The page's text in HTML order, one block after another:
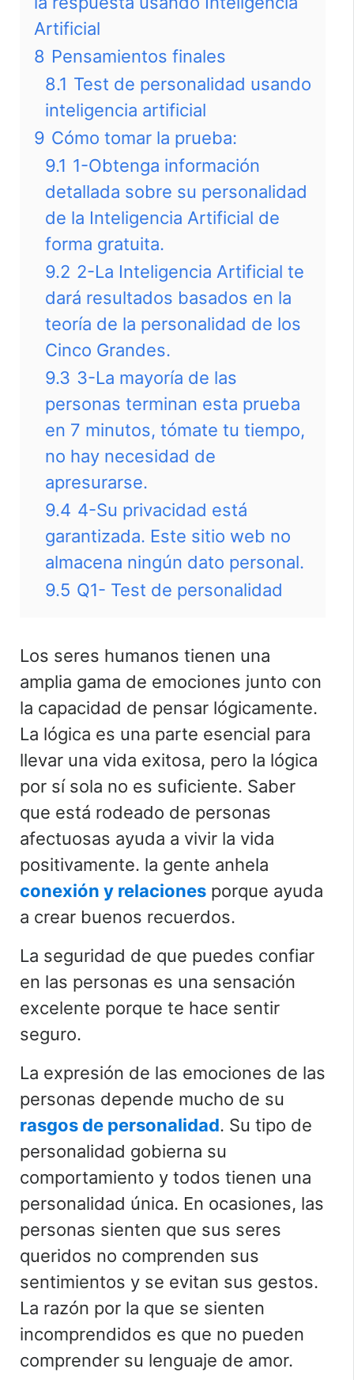
Artificial
8 Pensamientos finales
8.1 Test de personalidad usando
inteligencia artificial
9 Cómo tomar la prueba:
9.1 1-Obtenga información
detallada sobre su personalidad
de la Inteligencia Artificial de
forma gratuita.
9.2 2-La Inteligencia Artificial te
dará resultados basados en la
teoría de la personalidad de los
Cinco Grandes.
9.3 3-La mayoría de las
personas terminan esta prueba
en 7 minutos, tómate tu tiempo,
no hay necesidad de
apresurarse.
9.4 4-Su privacidad está
garantizada. Este sitio web no
almacena ningún dato personal.
9.5 Q1- Test de personalidad
Los seres humanos tienen una
amplia gama de emociones junto con
la capacidad de pensar lógicamente.
La lógica es una parte esencial para
llevar una vida exitosa, pero la lógica
por sí sola no es suficiente. Saber
que está rodeado de personas
afectuosas ayuda a vivir la vida
positivamente. la gente anhela
conexión y relaciones porque ayuda
a crear buenos recuerdos.
La seguridad de que puedes confiar
en las personas es una sensación
excelente porque te hace sentir
seguro.
La expresión de las emociones de las
personas depende mucho de su
rasgos de personalidad. Su tipo de
personalidad gobierna su
comportamiento y todos tienen una
personalidad única. En ocasiones, las
personas sienten que sus seres
queridos no comprenden sus
sentimientos y se evitan sus gestos.
La razón por la que se sienten
incomprendidos es que no pueden
comprender su lenguaje de amor.